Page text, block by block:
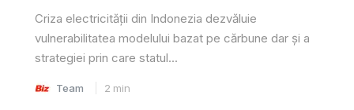
Criza electricității din Indonezia dezvăluie
vulnerabilitatea modelului bazat pe cărbune dar și a
strategiei prin care statul...
Team 2 min